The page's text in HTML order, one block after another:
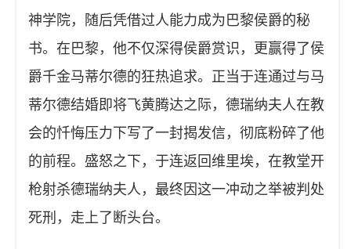
神学院，随后凭借过人能力成为巴黎侯爵的秘
书。在巴黎，他不仅深得侯爵赏识，更赢得了侯
爵千金马蒂尔德的狂热追求。正当于连通过与马
蒂尔德结婚即将飞黄腾达之际，德瑞纳夫人在教
会的忏悔压力下写了一封揭发信，彻底粉碎了他
的前程。盛怒之下，于连返回维里埃，在教堂开
枪射杀德瑞纳夫人，最终因这一冲动之举被判处
死刑，走上了断头台。